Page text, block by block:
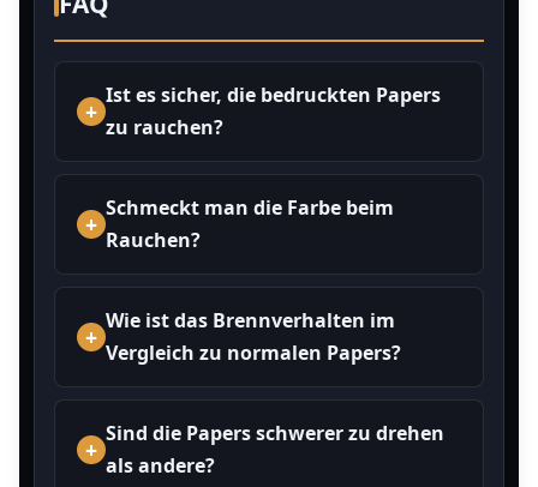
Ist es sicher, die bedruckten Papers
zu rauchen?
Schmeckt man die Farbe beim
Rauchen?
Wie ist das Brennverhalten im
Vergleich zu normalen Papers?
Sind die Papers schwerer zu drehen
als andere?